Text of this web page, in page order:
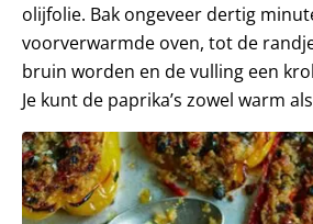
olijfolie. Bak ongeveer dertig
voorverwarmde oven, tot de
bruin worden en de vulling een
Je kunt de paprika’s zowel warm